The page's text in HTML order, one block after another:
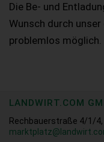
Die Be- und
Wunsch durch
problemlos möglich.
LANDWIRT.COM
Rechbauerstraße 4/1/4,